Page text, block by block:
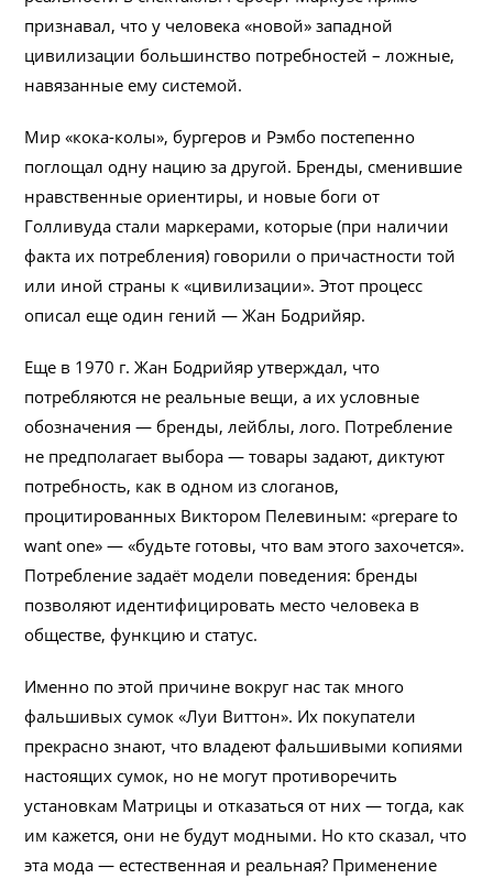
признавал, что у человека «новой» западной
цивилизации большинство потребностей – ложные,
навязанные ему системой.
Мир «кока-колы», бургеров и Рэмбо постепенно
поглощал одну нацию за другой. Бренды, сменившие
нравственные ориентиры, и новые боги от
Голливуда стали маркерами, которые (при наличии
факта их потребления) говорили о причастности той
или иной страны к «цивилизации». Этот процесс
описал еще один гений — Жан Бодрийяр.
Еще в 1970 г. Жан Бодрийяр утверждал, что
потребляются не реальные вещи, а их условные
обозначения — бренды, лейблы, лого. Потребление
не предполагает выбора — товары задают, диктуют
потребность, как в одном из слоганов,
процитированных Виктором Пелевиным: «prepare to
want one» — «будьте готовы, что вам этого захочется».
Потребление задаёт модели поведения: бренды
позволяют идентифицировать место человека в
обществе, функцию и статус.
Именно по этой причине вокруг нас так много
фальшивых сумок «Луи Виттон». Их покупатели
прекрасно знают, что владеют фальшивыми копиями
настоящих сумок, но не могут противоречить
установкам Матрицы и отказаться от них — тогда, как
им кажется, они не будут модными. Но кто сказал, что
эта мода — естественная и реальная? Применение